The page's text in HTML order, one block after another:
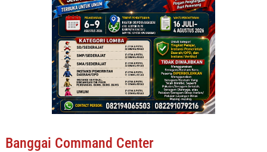
Banggai Command Center